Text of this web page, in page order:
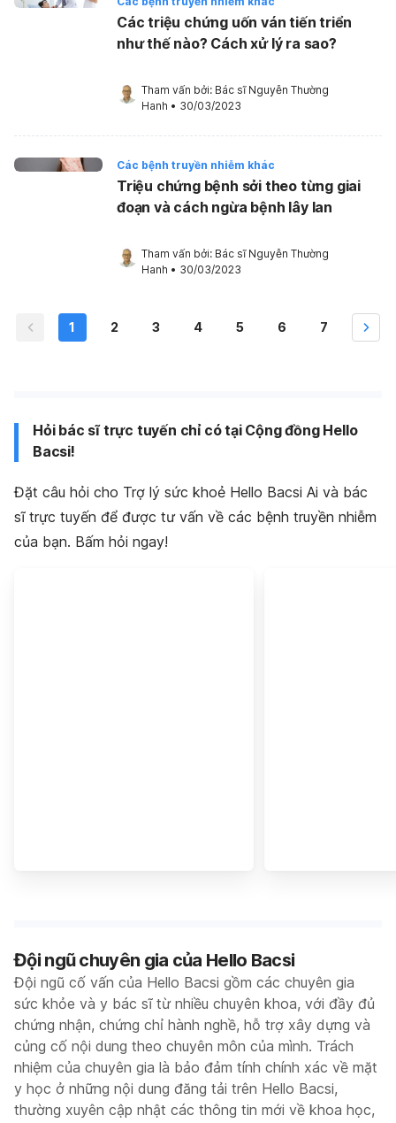
Các triệu chứng uốn ván tiến triển
như thế nào? Cách xử lý ra sao?
Tham vấn bởi: Bác sĩ Nguyễn Thường
Hanh • 30/03/2023
Các bệnh truyền nhiễm khác
Triệu chứng bệnh sởi theo từng giai
đoạn và cách ngừa bệnh lây lan
Tham vấn bởi: Bác sĩ Nguyễn Thường
Hanh • 30/03/2023
1 2 3 4 5 6 7
Hỏi bác sĩ trực tuyến chỉ có tại Cộng đồng Hello
Bacsi!
Đặt câu hỏi cho Trợ lý sức khoẻ Hello Bacsi Ai và bác
sĩ trực tuyến để được tư vấn về các bệnh truyền nhiễm
của bạn. Bấm hỏi ngay!
Đội ngũ chuyên gia của Hello Bacsi
Đội ngũ cố vấn của Hello Bacsi gồm các chuyên gia
sức khỏe và y bác sĩ từ nhiều chuyên khoa, với đầy đủ
chứng nhận, chứng chỉ hành nghề, hỗ trợ xây dựng và
củng cố nội dung theo chuyên môn của mình. Trách
nhiệm của chuyên gia là bảo đảm tính chính xác về mặt
y học ở những nội dung đăng tải trên Hello Bacsi,
thường xuyên cập nhật các thông tin mới về khoa học,